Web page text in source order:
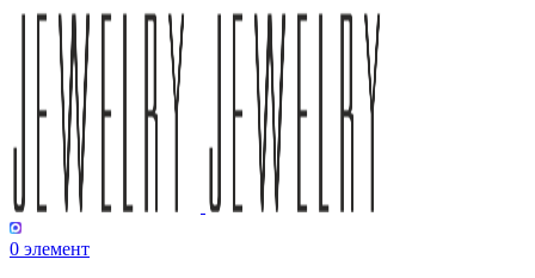
0 элемент